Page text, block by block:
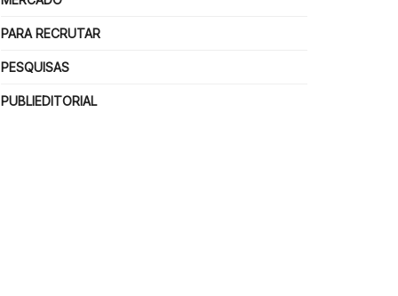
PARA RECRUTAR
PESQUISAS
PUBLIEDITORIAL